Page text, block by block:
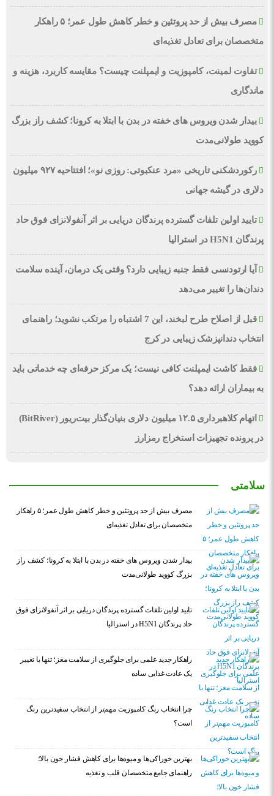
مصرف بیش از حد پروتئین و خطر کاهش طول عمر؛ ۵ راهکار
متخصصان برای تعادل تغذیه‌ای
تفاوت لمینت، کامپوزیت و ایمپلنت چیست؟ مقایسه کاربرد، هزینه و
ماندگاری
بیدار شدن ویروس‌ های خفته در بدن با ابتلا به کرونا؛ کشف راز بزرگ
کووید طولانی‌مدت
رکوردشکنی تاریخی «مرد عنکبوتی: روزی نو»؛ افتتاحیه ۹۲۷ میلیون
دلاری در گیشه جهانی
تایید اولین تلفات گسترده پرندگان دریایی بر اثر آنفولانزای فوق حاد
پرندگان H5N1 در استرالیا
آیا ارتودنسی فقط جنبه زیبایی دارد؟ وقتی یک درمان، آینده سلامت
دندان‌ها را تغییر می‌دهد
قبل از اصلاح طرح لبخند، این 7 اشتباه را مرتکب نشوید؛ راهنمای
انتخاب دندانپزشک زیبایی در کرج
فقط کاشت ایمپلنت کافی نیست؛ یک مرکز حرفه‌ای چه خدماتی باید
به بیماران ارائه دهد؟
اتهام کلاهبرداری ۱۲.۵ میلیون دلاری بنیان‌گذار بیت‌ریور (BitRiver)
در پرونده تجهیزات استخراج رمزارز
سلامتی
مصرف بیش از حد پروتئین و خطر کاهش طول عمر؛ ۵ راهکار
متخصصان برای تعادل تغذیه‌ای
بیدار شدن ویروس‌ های خفته در بدن با ابتلا به کرونا؛ کشف راز
بزرگ کووید طولانی‌مدت
تایید اولین تلفات گسترده پرندگان دریایی بر اثر آنفولانزای فوق
حاد پرندگان H5N1 در استرالیا
راهکار جدید علمی برای جلوگیری از سلامت مغز؛ تنها با تغییر
یک عادت غذایی ساده
چرا انتخاب رنگ کامپوزیت مهم‌تر از انتخاب سفیدترین رنگ
است؟
بهترین خوراکی‌ها و میوه‌ها برای کاهش فشار خون بالا؛
راهنمای جامع متخصصان قلب و تغذیه